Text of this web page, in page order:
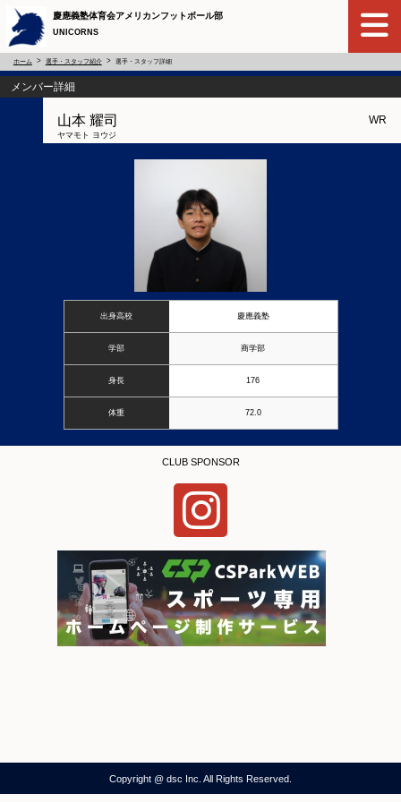
慶應義塾体育会アメリカンフットボール部
UNICORNS
ホーム 選手・スタッフ紹介 選手・スタッフ詳細
メンバー詳細
山本 耀司
ヤマモト ヨウジ
WR
出身高校 慶應義塾
学部 商学部
身長 176
体重 72.0
CLUB SPONSOR
Copyright @ dsc Inc. All Rights Reserved.